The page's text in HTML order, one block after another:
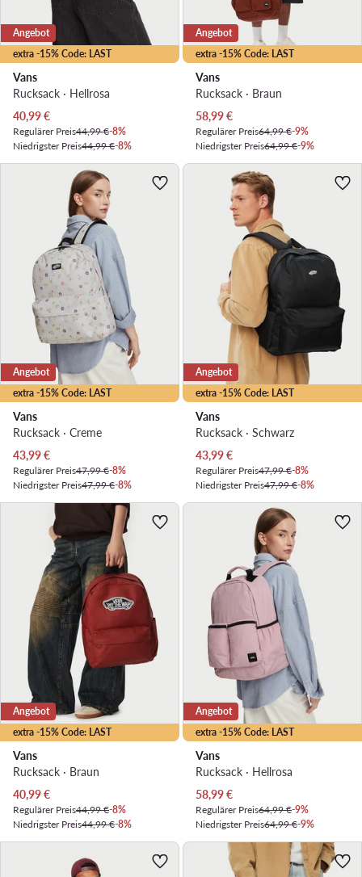
extra -15% Code: LAST
Angebot
Vans
Rucksack · Hellrosa
Aktueller Preis
40,99€
Regulärer Preis44,99 €-8%
Niedrigster Preis44,99 €-8%
extra -15% Code: LAST
Angebot
Vans
Rucksack · Braun
Aktueller Preis
58,99€
Regulärer Preis64,99 €-9%
Niedrigster Preis64,99 €-9%
extra -15% Code: LAST
Angebot
Vans
Rucksack · Creme
Aktueller Preis
43,99€
Regulärer Preis47,99 €-8%
Niedrigster Preis47,99 €-8%
extra -15% Code: LAST
Angebot
Vans
Rucksack · Schwarz
Aktueller Preis
43,99€
Regulärer Preis47,99 €-8%
Niedrigster Preis47,99 €-8%
extra -15% Code: LAST
Angebot
Vans
Rucksack · Braun
Aktueller Preis
40,99€
Regulärer Preis44,99 €-8%
Niedrigster Preis44,99 €-8%
extra -15% Code: LAST
Angebot
Vans
Rucksack · Hellrosa
Aktueller Preis
58,99€
Regulärer Preis64,99 €-9%
Niedrigster Preis64,99 €-9%